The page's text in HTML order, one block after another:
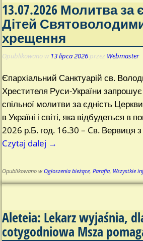
13.07.2026 Молитва за
Дітей
хрещення
Opublikowano w 13 lipca 2026 przez Webmaster
Єпархіальний Санктуарій св.
Хрестителя Руси-України
спільної молитви за єдність
в Україні і світі, яка відбудеться в
2026 р.Б. год. 16.30 – Cв. Вервиця
Czytaj dalej →
Opublikowano w Ogłoszenia bieżące,Parafia, Wszystkie
Aleteia: Lekarz wyjaśnia,
cotygodniowa Msza